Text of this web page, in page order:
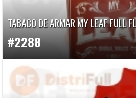
TABACO DE ARMAR MY LEAF FULL
#2288